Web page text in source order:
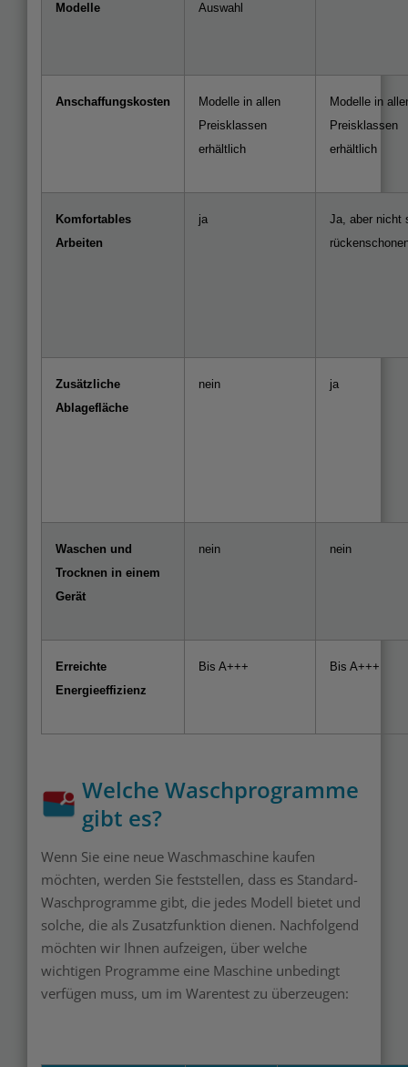
Modelle
Auswahl
Anschaffungskosten
Modelle in allen
Preisklassen
erhältlich
Modelle in
Preisklassen
erhältlich
Komfortables
Arbeiten
ja
Ja, aber nicht
Zusätzliche
Ablagefläche
nein ja
Waschen und
Trocknen in einem
Gerät
nein nein
Erreichte
Energieeffizienz
Bis A+++ Bis A+++
Welche Waschprogramme
gibt es?
Wenn Sie eine neue Waschmaschine kaufen
möchten, werden Sie feststellen, dass es Standard-
Waschprogramme gibt, die jedes Modell bietet und
solche, die als Zusatzfunktion dienen. Nachfolgend
möchten wir Ihnen aufzeigen, über welche
wichtigen Programme eine Maschine unbedingt
verfügen muss, um im Warentest zu überzeugen: